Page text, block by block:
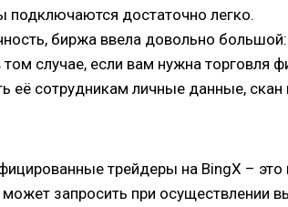
подключаются достаточно легко.
биржа ввела довольно
случае, если вам нужна торговля
её сотрудникам личные данные, скан
трейдеры на BingX –
запросить при осуществлении